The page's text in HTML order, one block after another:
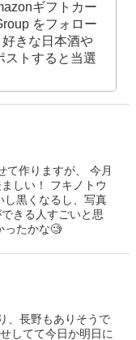
ギフトカー
をフォロー
きな日本酒や
ストすると当選
て作りますが、 今月
しい！ フキノトウ
し黒くなるし、写真
きる人すごいと思
ったかな🧐
、長野もありそうで
してて今日か明日に